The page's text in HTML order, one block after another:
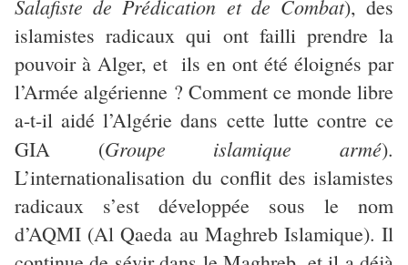
Salafiste de Prédication et de Combat), des
islamistes radicaux qui ont failli prendre la
pouvoir à Alger, et ils en ont été éloignés par
l’Armée algérienne ? Comment ce monde libre
a-t-il aidé l’Algérie dans cette lutte contre ce
GIA (Groupe islamique armé).
L’internationalisation du conflit des islamistes
radicaux s’est développée sous le nom
d’AQMI (Al Qaeda au Maghreb Islamique). Il